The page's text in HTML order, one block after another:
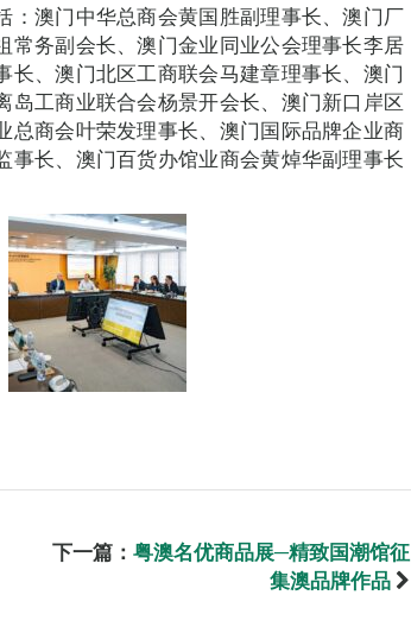
：澳门中华总商会黄国胜副理事长、澳门厂
务副会长、澳门金业同业公会理事长李居
、澳门北区工商联会马建章理事长、澳门
工商业联合会杨景开会长、澳门新口岸区
商会叶荣发理事长、澳门国际品牌企业商
长、澳门百货办馆业商会黄焯华副理事长
下一篇： 粤澳名优商品展─精致国潮馆征
集澳品牌作品